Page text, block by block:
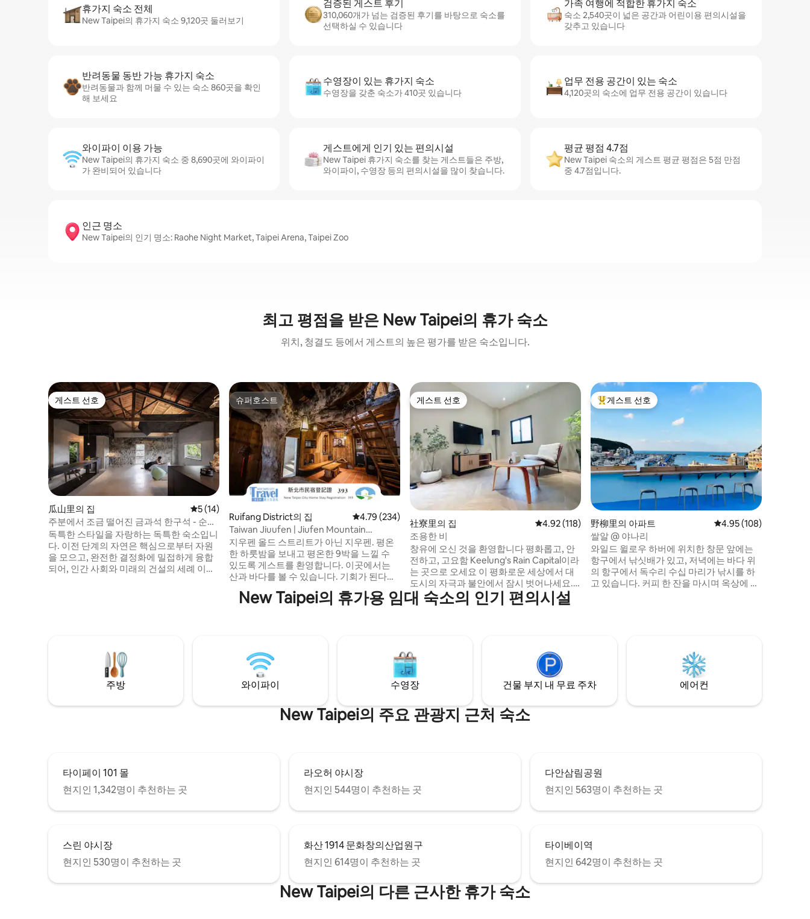
휴가지 숙소 전체
New Taipei의 휴가지 숙소 9,120곳 둘러보기
검증된 게스트 후기
310,060개가 넘는 검증된 후기를 바탕으로 숙소를
선택하실 수 있습니다
가족 여행에 적합한 휴가지 숙소
숙소 2,540곳이 넓은 공간과 어린이용 편의시설을
갖추고 있습니다
반려동물 동반 가능 휴가지 숙소
반려동물과 함께 머물 수 있는 숙소 860곳을 확인
해 보세요
수영장이 있는 휴가지 숙소
수영장을 갖춘 숙소가 410곳 있습니다
업무 전용 공간이 있는 숙소
4,120곳의 숙소에 업무 전용 공간이 있습니다
와이파이 이용 가능
New Taipei의 휴가지 숙소 중 8,690곳에 와이파이
가 완비되어 있습니다
게스트에게 인기 있는 편의시설
New Taipei 휴가지 숙소를 찾는 게스트들은 주방,
와이파이, 수영장 등의 편의시설을 많이 찾습니다.
평균 평점 4.7점
New Taipei 숙소의 게스트 평균 평점은 5점 만점
중 4.7점입니다.
인근 명소
New Taipei의 인기 명소: Raohe Night Market, Taipei Arena, Taipei Zoo
최고 평점을 받은 New Taipei의 휴가 숙소
위치, 청결도 등에서 게스트의 높은 평가를 받은 숙소입니다.
게스트 선호
게스트 선호
瓜山里의 집 평점 5점(5점 만점), 후기 14개
5 (14)
주분에서 조금 떨어진 금과석 한구석 - 순광
민박
독특한 스타일을 자랑하는 독특한 숙소입니
다. 이전 단계의 자연은 핵심으로부터 자원
을 모으고, 완전한 결정화에 밀접하게 융합
되어, 인간 사회와 미래의 건설의 세례 이후,
결 고리가 되고, 떠다니는 밭을 짓고, 거꾸로
된 중력, 가치의 공허함이 되기 시작합니다.
이 공간은 광산의 부상과 사회 문서의 흔적
에 의해 형성되어 있으며, 한때 발자국 소리,
변위, 에너지의 중심, 환경 안팎의 빛의 형
게 이해하는 환경, 의식의 거울도 느낍니다.
동시에, 검은색, 은색, 지색의 쌍방향 영역이
통합됨에 따라 삶의 경험은 점차 포화 밀도
와 아무것도 하지 않는 자연스러운 리듬을
슈퍼호스트
슈퍼호스트
Ruifang District의 집 평점 4.79점(5점 만점), 후기 234개
4.79 (234)
Taiwan Jiuufen | Jiufen Mountain
Dreaming - Treehouse (Characteristic
Treehouse with Private View Patio)
지우펜 올드 스트리트가 아닌 지우펜. 평온
한 하룻밤을 보내고 평온한 9박을 느낄 수
있도록 게스트를 환영합니다. 이곳에서는
산과 바다를 볼 수 있습니다. 기회가 된다면
면 시와 비 등 하늘에서 하늘을 보거나 사이
키델릭한 안개와 햇살과 그림자가 바뀌는
디자인의 오래된 집입니다. 이 집은 거의
100년 전의 전망을 자랑하며, 옛 주민들은
45cm 두께의 돌담을 사용했습니다. 또는 그
아름다운 시대의 골동품 가구도 볼 수 있습
니다. 모던한 목욕 어메니티, 편안한 공용 공
간, 최상층에서 건궁산이 내려다보이는 커
다란 나무 테라스가 있는 트리하우스의 옛
으며, 가장 가까운 주차장에서 도보로 15분
가방을 챙겨오며 산을 준비하는 것이 좋습
게스트 선호
게스트 선호
社寮里의 집 평점 4.92점(5점 만점), 후기 118개
4.92 (118)
조용한 비
창유에 오신 것을 환영합니다 평화롭고, 안
전하고, 고요함 Keelung's Rain Capital이라
는 곳으로 오세요 이 평화로운 세상에서 대
도시의 자극과 불안에서 잠시 벗어나세요.
여유롭고 여유로운 방식으로 색다른 삶을
살아보세요. 퀄리티 높은 숙소는 온 가족이
라자는 5.5km 거리에 있으며, 야토코 어항
까지 3.5km 창빈 어항 레인보우 하우스까지
800미터 국립해양과학기술박물관까지
4.3km 킬롱문화센터, 양밍해양문화미술관
등 인기 명소와 가깝습니다. 모든 게스트룸
은 예약이 가능합니다. 네 번째 시청이 가능
한 50인치 평면 TV 모든 게스트에게 전용 욕
가능 게스트는 와이파이를 무료로 이용할
수 있습니다.조용한 공간에서 휴식을 취하
세요.
상위 게스트 선호
게스트 선호
野柳里의 아파트 평점 4.95점(5점 만점),
4.95 (108)
쌀알 @ 야나리
와일드 윌로우 하버에 위치한 창문 앞에는
항구에서 낚싯배가 있고, 저녁에는 바다 위
의 항구에서 독수리 수십 마리가 낚시를 하
고 있습니다. 커피 한 잔을 마시며 옥상에 있
레스토랑을 골라보세요. 타이베이에서 매우
가깝기 때문에 휴식을 취하고 원래의 자아
이 있는 5층 아파트로 작은 짐들이 여행객들
에게 적합하고 오래된 아파트이지만 5층까
지 올라가기 힘들었지만 올라간 후의 풍경
New Taipei의 휴가용 임대 숙소의 인기 편의시설
주방 와이파이 수영장 건물 부지 내 무료 주차 에어컨
New Taipei의 주요 관광지 근처 숙소
타이페이 101 몰
현지인 1,342명이 추천하는 곳
라오허 야시장
현지인 544명이 추천하는 곳
다안삼림공원
현지인 563명이 추천하는 곳
스린 야시장
현지인 530명이 추천하는 곳
화산 1914 문화창의산업원구
현지인 614명이 추천하는 곳
타이베이역
현지인 642명이 추천하는 곳
New Taipei의 다른 근사한 휴가 숙소